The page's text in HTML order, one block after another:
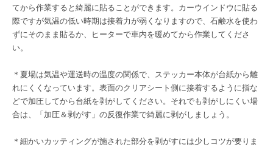
てから作業すると綺麗に貼ることができます。カーウインドウに貼る
際ですが気温の低い時期は接着力が弱くなりますので、石鹸水を使わ
ずにそのまま貼るか、ヒーターで車内を暖めてから作業してくださ
い。
＊夏場は気温や運送時の温度の関係で、ステッカー本体が台紙から離
れにくくなっています。表面のクリアシート側に接着するように指な
どで加圧してから台紙を剥がしてください。それでも剥がしにくい場
合は、「加圧＆剥がす」の反復作業で綺麗に剥がしましょう。
＊細かいカッティングが施された部分を剥がすには少しコツが要りま